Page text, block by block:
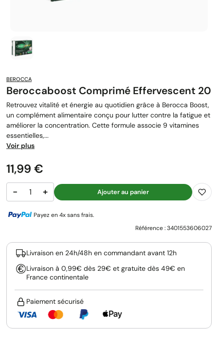
BEROCCA
Beroccaboost Comprimé Effervescent 20
Retrouvez vitalité et énergie au quotidien grâce à Berocca Boost,
un complément alimentaire conçu pour lutter contre la fatigue et
améliorer la concentration. Cette formule associe 9 vitamines
essentielles,...
Voir plus
Prix
11,99 €
− + Ajouter au panier
Payez en 4x sans frais.
Référence :3401553606027
Livraison en 24h/48h en commandant avant 12h
Livraison à 0,99€ dès 29€ et gratuite dès 49€ en
France continentale
Paiement sécurisé